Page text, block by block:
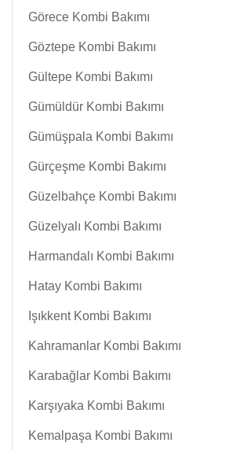
Görece Kombi Bakımı
Göztepe Kombi Bakımı
Gültepe Kombi Bakımı
Gümüldür Kombi Bakımı
Gümüşpala Kombi Bakımı
Gürçeşme Kombi Bakımı
Güzelbahçe Kombi Bakımı
Güzelyalı Kombi Bakımı
Harmandalı Kombi Bakımı
Hatay Kombi Bakımı
Işıkkent Kombi Bakımı
Kahramanlar Kombi Bakımı
Karabağlar Kombi Bakımı
Karşıyaka Kombi Bakımı
Kemalpaşa Kombi Bakımı